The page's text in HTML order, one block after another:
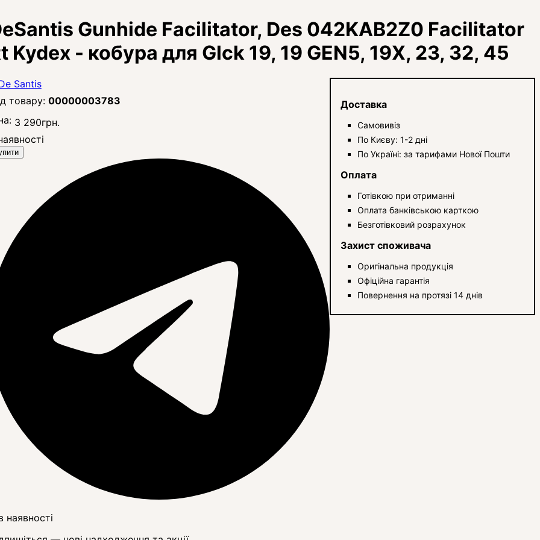
Gunhide Facilitator, Des 042KAB2Z0 Facilitator
Kydex - кобура для Glck 19, 19 GEN5, 19X, 23, 32, 45
00000003783
3 290грн.
наявності
Доставка
Самовивіз
По Києву: 1-2 дні
По Україні: за тарифами Нової Пошти
Оплата
Готівкою при отриманні
Оплата банківською карткою
Безготівковий розрахунок
Захист споживача
Оригінальна продукція
Офіційна гарантія
Повернення на протязі 14 днів